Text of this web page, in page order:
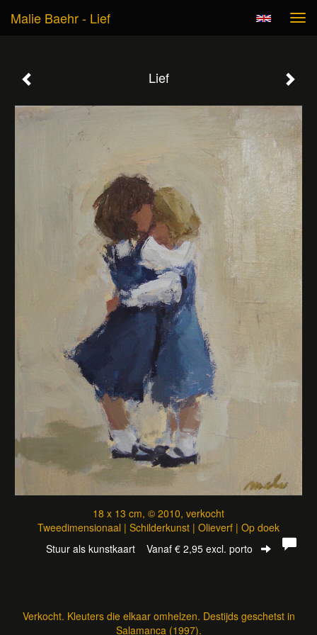
Malie Baehr - Lief
Lief
18 x 13 cm, © 2010, verkocht
Tweedimensionaal | Schilderkunst | Olieverf | Op doek
Stuur als kunstkaart Vanaf € 2,95 excl. porto
Verkocht. Kleuters die elkaar omhelzen. Destijds geschetst in
Salamanca (1997).